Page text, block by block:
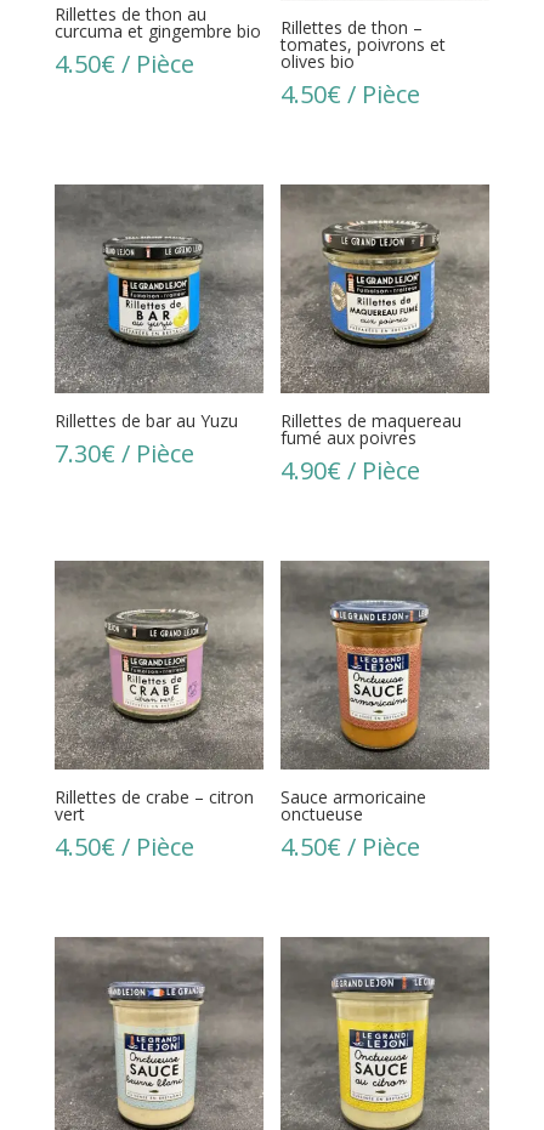
Rillettes de thon au
curcuma et gingembre bio
4.50€ / Pièce
Rillettes de thon –
tomates, poivrons et
olives bio
4.50€ / Pièce
Rillettes de bar au Yuzu
7.30€ / Pièce
Rillettes de maquereau
fumé aux poivres
4.90€ / Pièce
Rillettes de crabe – citron
vert
4.50€ / Pièce
Sauce armoricaine
onctueuse
4.50€ / Pièce